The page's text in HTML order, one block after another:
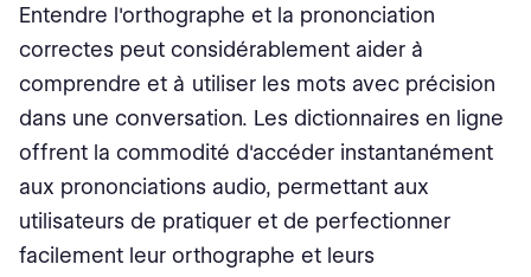
Entendre l'orthographe et la prononciation
correctes peut considérablement aider à
comprendre et à utiliser les mots avec précision
dans une conversation. Les dictionnaires en ligne
offrent la commodité d'accéder instantanément
aux prononciations audio, permettant aux
utilisateurs de pratiquer et de perfectionner
facilement leur orthographe et leurs